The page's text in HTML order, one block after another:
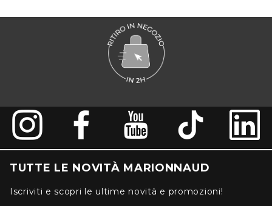
TUTTE LE NOVITÀ MARIONNAUD
Iscriviti e scopri le ultime novità e promozioni!